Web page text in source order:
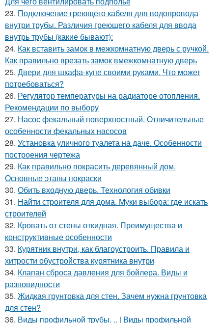
23. Подключение греющего кабеля для водопровода
внутри трубы. Различия греющего кабеля для ввода
внутрь трубы (какие бывают):
24. Как вставить замок в межкомнатную дверь с ручкой.
Как правильно врезать замок вмежкомнатную дверь
25. Двери для шкафа-купе своими руками. Что может
потребоваться?
26. Регулятор температуры на радиаторе отопления.
Рекомендации по выбору
27. Насос фекальный поверхностный. Отличительные
особенности фекальных насосов
28. Установка уличного туалета на даче. Особенности
построения чертежа
29. Как правильно покрасить деревянный дом.
Основные этапы покраски
30. Обить входную дверь. Технология обивки
31. Найти строителя для дома. Муки выбора: где искать
строителей
32. Кровать от стены откидная. Преимущества и
конструктивные особенности
33. Курятник внутри, как благоустроить. Правила и
хитрости обустройства курятника внутри
34. Клапан сброса давления для бойлера. Виды и
разновидности
35. Жидкая грунтовка для стен. Зачем нужна грунтовка
для стен?
36. Виды профильной трубы. .. | Виды профильной